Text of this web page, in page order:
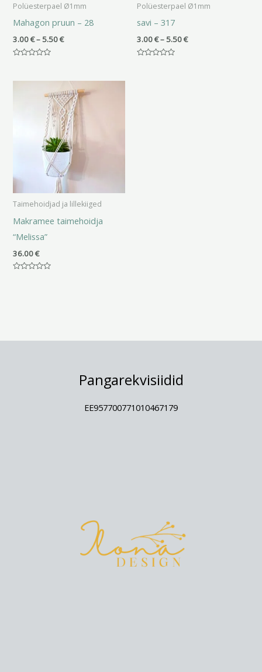
Polüesterpael Ø1mm
Mahagon pruun – 28
3.00€–5.50€
Polüesterpael Ø1mm
savi – 317
3.00€–5.50€
Taimehoidjad ja lillekiiged
Makramee taimehoidja
“Melissa”
36.00€
Pangarekvisiidid
EE957700771010467179